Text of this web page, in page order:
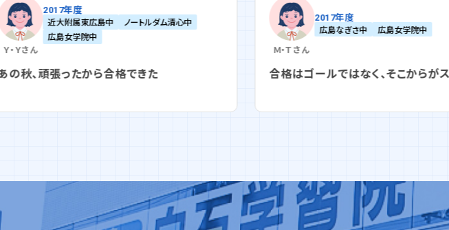
2017年度
広島なぎさ中 広島女学院中
合格はゴールではなく、そこからがスタート
近大附属東
結果を気にせず復